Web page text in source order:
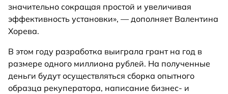
значительно сокращая простой и увеличивая
эффективность установки», — дополняет Валентина
Хорева.
В этом году разработка выиграла грант на год в
размере одного миллиона рублей. На полученные
деньги будут осуществляться сборка опытного
образца рекуператора, написание бизнес- и